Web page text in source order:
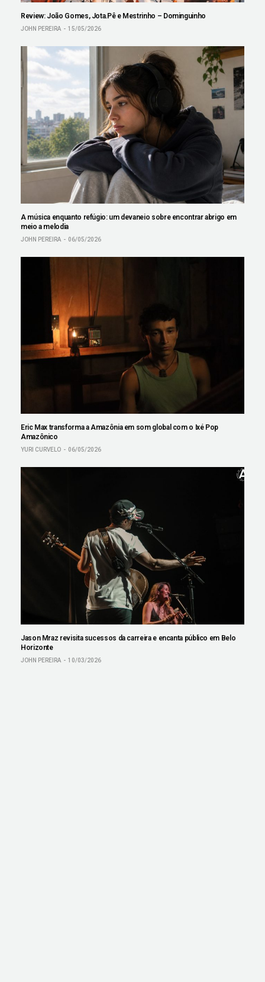
Review: João Gomes, Jota.Pê e Mestrinho – Dominguinho
JOHN PEREIRA 15/05/2026
A música enquanto refúgio: um devaneio sobre encontrar abrigo em
meio a melodia
JOHN PEREIRA 06/05/2026
Eric Max transforma a Amazônia em som global com o Ixé Pop
Amazônico
YURI CURVELO 06/05/2026
Jason Mraz revisita sucessos da carreira e encanta público em Belo
Horizonte
JOHN PEREIRA 10/03/2026